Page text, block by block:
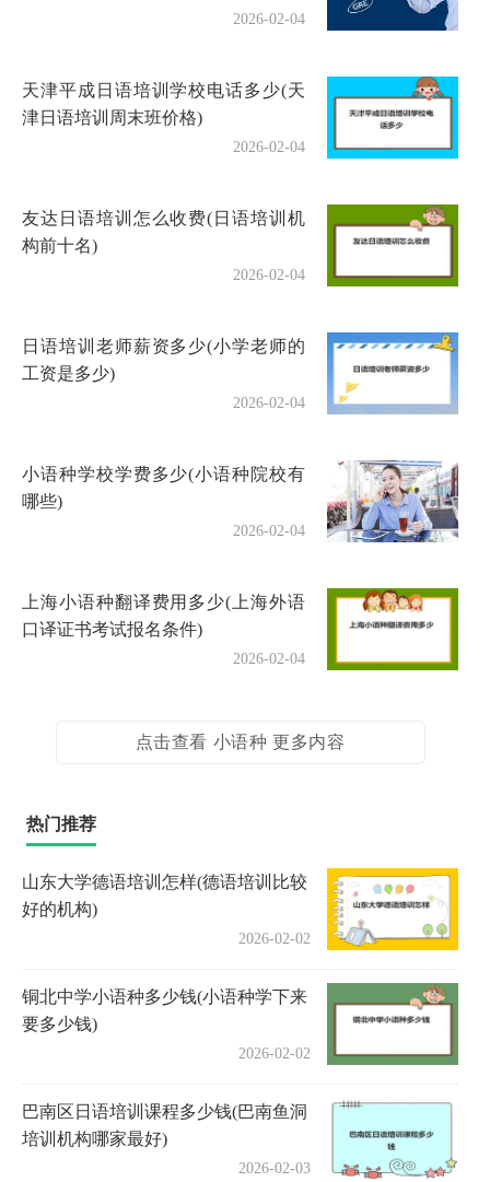
2026-02-04
天津平成日语培训学校电话多少(天
津日语培训周末班价格)
2026-02-04
友达日语培训怎么收费(日语培训机
构前十名)
2026-02-04
日语培训老师薪资多少(小学老师的
工资是多少)
2026-02-04
小语种学校学费多少(小语种院校有
哪些)
2026-02-04
上海小语种翻译费用多少(上海外语
口译证书考试报名条件)
2026-02-04
点击查看 小语种 更多内容
热门推荐
山东大学德语培训怎样(德语培训比较
好的机构)
2026-02-02
铜北中学小语种多少钱(小语种学下来
要多少钱)
2026-02-02
巴南区日语培训课程多少钱(巴南鱼洞
培训机构哪家最好)
2026-02-03